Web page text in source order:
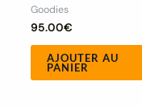
Goodies
95.00€
AJOUTER AU
PANIER